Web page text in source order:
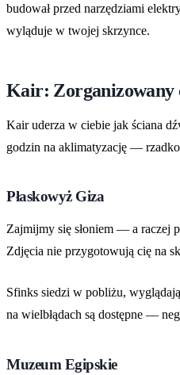
budował przed narzędziami
wyląduje w twojej skrzynce.
Kair: Zorganizowany
Kair uderza w ciebie jak ściana
godzin na aklimatyzację —
Płaskowyż Giza
Zajmijmy się słoniem — a raczej
Zdjęcia nie przygotowują cię na
Sfinks siedzi w pobliżu,
na wielbłądach są dostępne —
Muzeum Egipskie